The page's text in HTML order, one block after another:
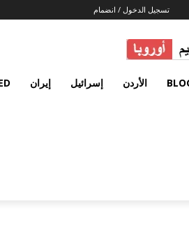
تسجيل الدخول / انضمام
الأردن إسرائيل إيران